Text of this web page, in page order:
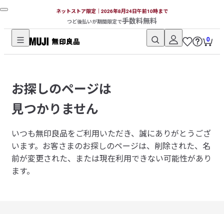
ネットストア限定｜2026年8月24日午前10時まで
つど後払いが期間限定で手数料無料
無
品
ネ
ッ
ト
ス
ト
ア
0
お探しのページは
見つかりません
いつも無印良品をご利用いただき、誠にありがとうござ
います。 お客さまのお探しのページは、削除された、名
前が変更された、または現在利用できない可能性があり
ます。